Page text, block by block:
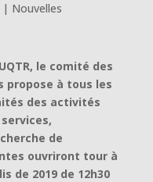
| Nouvelles
le comité des
à tous les
des activités
de
ouvriront tour à
de 2019 de 12h30